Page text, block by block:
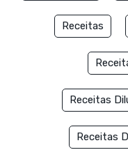
Receitas
Receitas
Receitas